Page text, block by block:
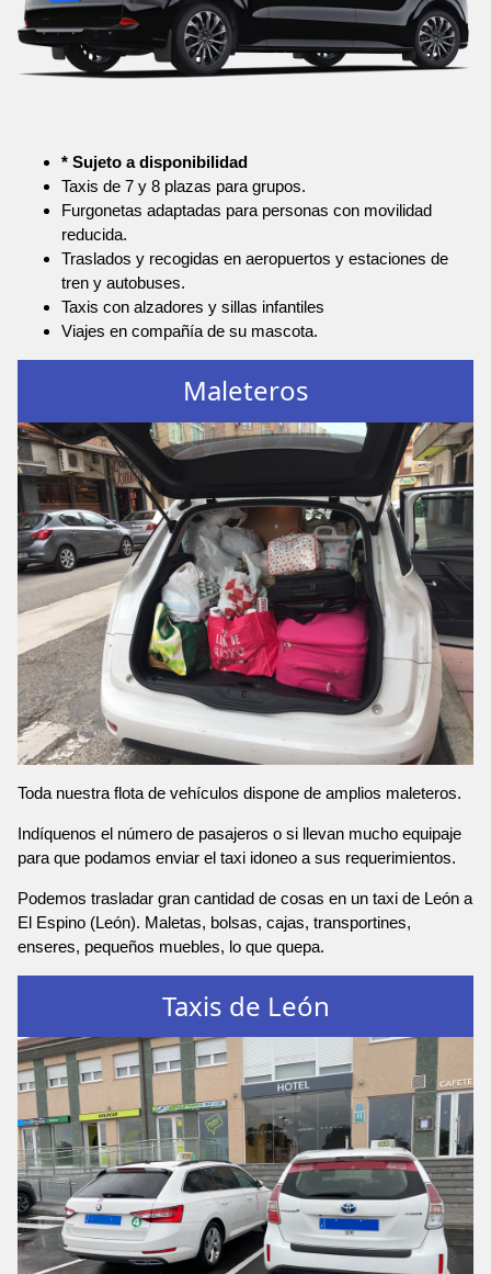
* Sujeto a disponibilidad
Taxis de 7 y 8 plazas para grupos.
Furgonetas adaptadas para personas con movilidad
reducida.
Traslados y recogidas en aeropuertos y estaciones de
tren y autobuses.
Taxis con alzadores y sillas infantiles
Viajes en compañía de su mascota.
Maleteros
Toda nuestra flota de vehículos dispone de amplios maleteros.
Indíquenos el número de pasajeros o si llevan mucho equipaje
para que podamos enviar el taxi idoneo a sus requerimientos.
Podemos trasladar gran cantidad de cosas en un taxi de León a
El Espino (León). Maletas, bolsas, cajas, transportines,
enseres, pequeños muebles, lo que quepa.
Taxis de León